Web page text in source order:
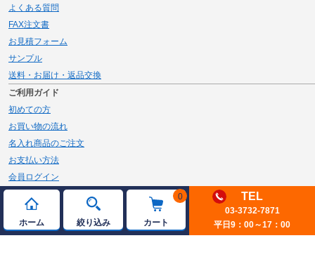
ホーム 絞り込み
0
カート
TEL
03-3732-7871
平日9：00～17：00
よくある質問
FAX注文書
お見積フォーム
サンプル
送料・お届け・返品交換
ご利用ガイド
初めての方
お買い物の流れ
名入れ商品のご注文
お支払い方法
会員ログイン
メルマガ登録
新規会員登録
ページトップへ